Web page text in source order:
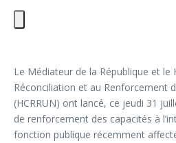
Le Médiateur de la République et le
Réconciliation et au Renforcement
(HCRRUN) ont lancé, ce jeudi 31
de renforcement des capacités à
fonction publique récemment